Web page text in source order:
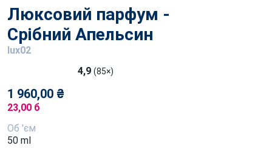
Люксовий парфум -
Срібний Апельсин
lux02
4,9 (85×)
1 960,00 ₴
23,00 б
Об 'єм
50 ml